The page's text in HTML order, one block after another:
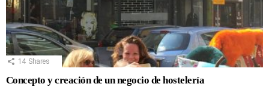
14 Shares
Concepto y creación de un negocio de hostelería